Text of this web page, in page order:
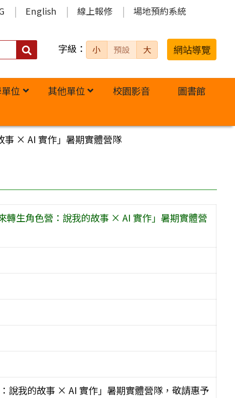
English 線上報修 場地預約系統
搜
字級： 小 預設 大 網站導覽
位 其他單位 校園影音
圖書館
事 × AI 實作」暑期實體營隊
轉生角色營：說我的故事 × AI 實作」暑期實體營
說我的故事 × AI 實作」暑期實體營隊，敬請惠予